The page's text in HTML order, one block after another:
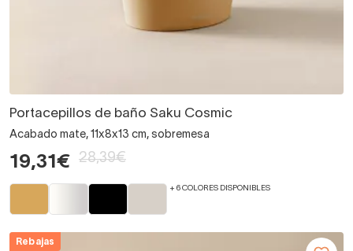
Portacepillos de baño Saku Cosmic
Acabado mate, 11x8x13 cm, sobremesa
19,31€ 28,39€
+ 6 COLORES DISPONIBLES
Rebajas